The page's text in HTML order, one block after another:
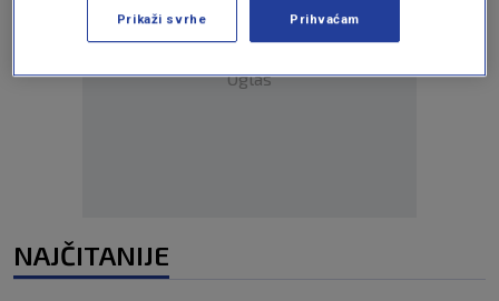
Oglas
NAJČITANIJE
Prikaži svrhe Prihvaćam